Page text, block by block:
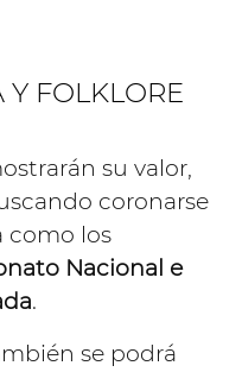
FOLKLORE
su valor,
coronarse
como los
Nacional e
.
se podrá